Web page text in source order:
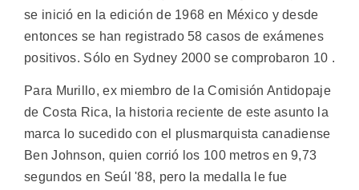
se inició en la edición de 1968 en México y desde
entonces se han registrado 58 casos de exámenes
positivos. Sólo en Sydney 2000 se comprobaron 10 .
Para Murillo, ex miembro de la Comisión Antidopaje
de Costa Rica, la historia reciente de este asunto la
marca lo sucedido con el plusmarquista canadiense
Ben Johnson, quien corrió los 100 metros en 9,73
segundos en Seúl '88, pero la medalla le fue